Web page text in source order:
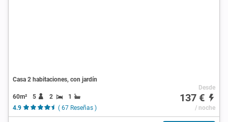
Casa 2 habitaciones, con jardín
60m² 5 2
1
4.9
( 67 Reseñas )
Desde
137 €
/ noche